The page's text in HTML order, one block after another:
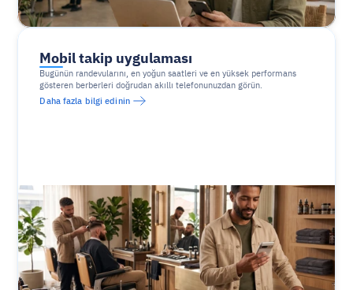
Mobil takip uygulaması
Bugünün randevularını, en yoğun saatleri ve en yüksek performans
gösteren berberleri doğrudan akıllı telefonunuzdan görün.
Daha fazla bilgi edinin